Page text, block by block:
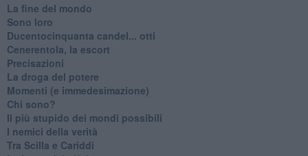
La fine del mondo
Sono loro
Ducentocinquanta candel... otti
Cenerentola, la escort
Precisazioni
La droga del potere
Momenti (e immedesimazione)
Chi sono?
Il più stupido dei mondi possibili
I nemici della verità
Tra Scilla e Cariddi